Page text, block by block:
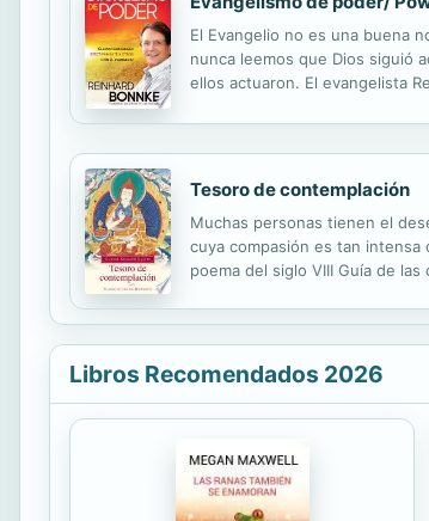
El Evangelio no es una buena
nunca leemos que Dios siguió
ellos actuaron. El evangelista
Tesoro de contemplación
Muchas personas tienen el
cuya compasión es tan
poema del siglo VIII Guía de
Libros Recomendados 2026